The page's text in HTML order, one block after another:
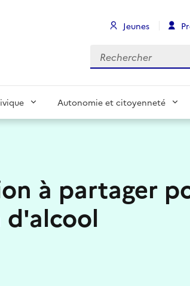
Jeunes
Rechercher
Autonomie et citoyenneté
à partager
d'alcool